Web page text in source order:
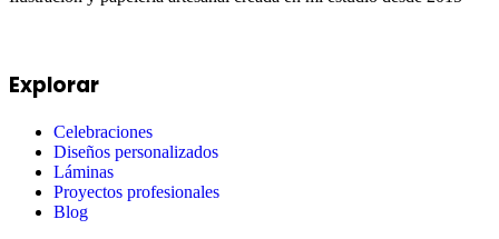
Explorar
Celebraciones
Diseños personalizados
Láminas
Proyectos profesionales
Blog